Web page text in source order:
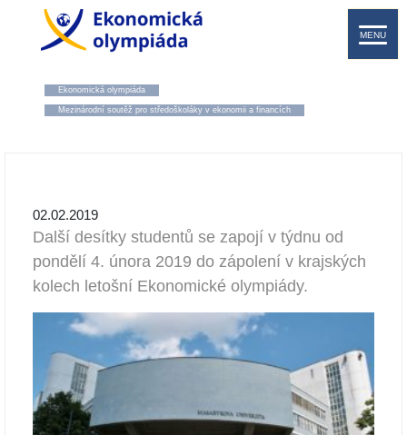
MENU
Ekonomická olympiáda
Mezinárodní soutěž pro středoškoláky v ekonomii a financích
02.02.2019
Další desítky studentů se zapojí v týdnu od
pondělí 4. února 2019 do zápolení v krajských
kolech letošní Ekonomické olympiády.